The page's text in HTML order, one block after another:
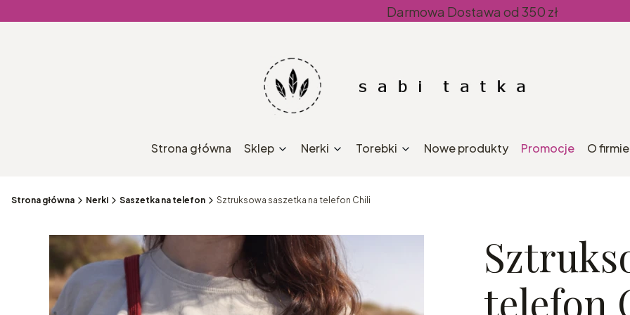
Darmowa Dostawa od 350 zł
Strona główna Sklep Nerki Torebki Nowe produkty Promocje O firmie
Strona główna Nerki Saszetka na telefon Sztruksowa saszetka na telefon Chili
telefon